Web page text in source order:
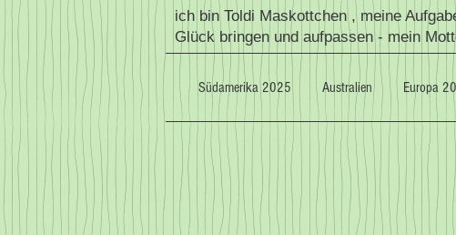
ich bin Toldi Maskottchen , meine
Glück bringen und aufpassen - mein
Südamerika 2025 Australien Europa